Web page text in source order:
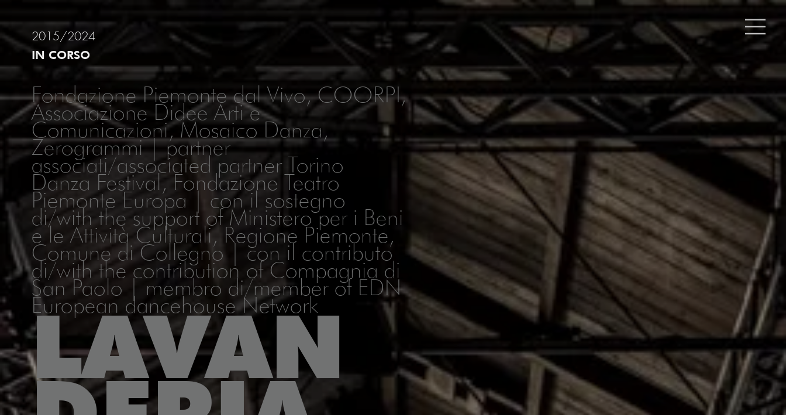
2015/2024
IN CORSO
Fondazione Piemonte dal Vivo, COORPI,
Associazione Didee Arti e
Comunicazioni, Mosaico Danza,
Zerogrammi | partner
associati/associated partner Torino
Danza Festival, Fondazione Teatro
Piemonte Europa | con il sostegno
di/with the support of Ministero per i Beni
e le Attività Culturali, Regione Piemonte,
Comune di Collegno | con il contributo
di/with the contribution of Compagnia di
San Paolo | membro di/member of EDN
European dancehouse Network
LAVAN